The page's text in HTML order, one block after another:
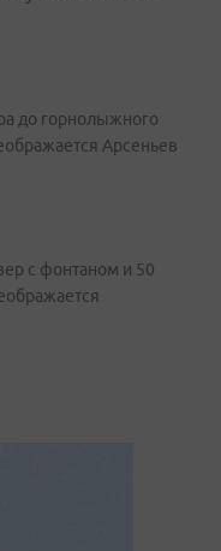
до горнолыжного
Арсеньев
с фонтаном и 50